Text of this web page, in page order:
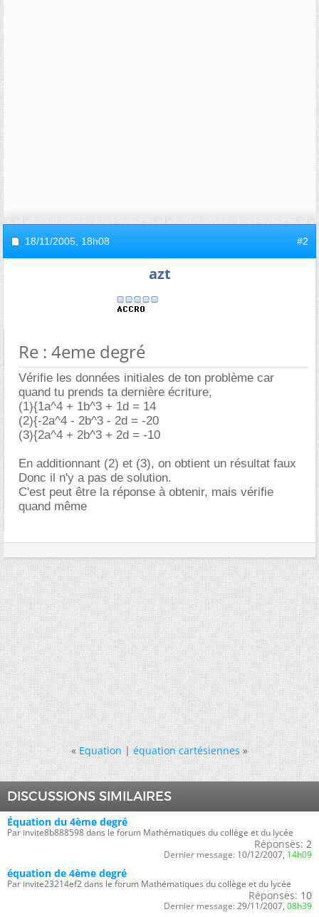
18/11/2005, 18h08 #2
azt
Re : 4eme degré
Vérifie les données initiales de ton problème car
quand tu prends ta dernière écriture,
(1){1a^4 + 1b^3 + 1d = 14
(2){-2a^4 - 2b^3 - 2d = -20
(3){2a^4 + 2b^3 + 2d = -10
En additionnant (2) et (3), on obtient un résultat faux
Donc il n'y a pas de solution.
C'est peut être la réponse à obtenir, mais vérifie
quand même
« Equation|équation cartésiennes »
DISCUSSIONS SIMILAIRES
Équation du 4ème degré
Par invite8b888598 dans le forum Mathématiques du collège et du lycée
Réponses: 2
Dernier message: 10/12/2007, 14h09
équation de 4ème degré
Par invite23214ef2 dans le forum Mathématiques du collège et du lycée
Réponses: 10
Dernier message: 29/11/2007, 08h39